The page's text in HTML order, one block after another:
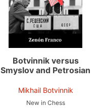
Botvinnik versus
Smyslov and Petrosian
Mikhail Botvinnik
New in Chess